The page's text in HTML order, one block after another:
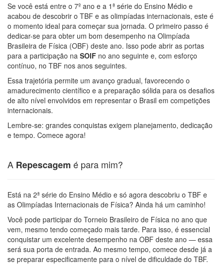
Se você está entre o 7º ano e a 1ª série do Ensino Médio e
acabou de descobrir o TBF e as olimpíadas internacionais, este é
o momento ideal para começar sua jornada. O primeiro passo é
dedicar-se para obter um bom desempenho na Olimpíada
Brasileira de Física (OBF) deste ano. Isso pode abrir as portas
para a participação na SOIF no ano seguinte e, com esforço
contínuo, no TBF nos anos seguintes.
Essa trajetória permite um avanço gradual, favorecendo o
amadurecimento científico e a preparação sólida para os desafios
de alto nível envolvidos em representar o Brasil em competições
internacionais.
Lembre-se: grandes conquistas exigem planejamento, dedicação
e tempo. Comece agora!
A Repescagem é para mim?
Está na 2ª série do Ensino Médio e só agora descobriu o TBF e
as Olimpíadas Internacionais de Física? Ainda há um caminho!
Você pode participar do Torneio Brasileiro de Física no ano que
vem, mesmo tendo começado mais tarde. Para isso, é essencial
conquistar um excelente desempenho na OBF deste ano — essa
será sua porta de entrada. Ao mesmo tempo, comece desde já a
se preparar especificamente para o nível de dificuldade do TBF.